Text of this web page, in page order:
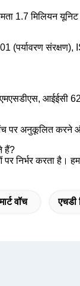
1.7 मिलियन यूनिट
(पर्यावरण
आईईसी
पर अनुकूलित करने
हैं?
करता है।
वॉच एचडी